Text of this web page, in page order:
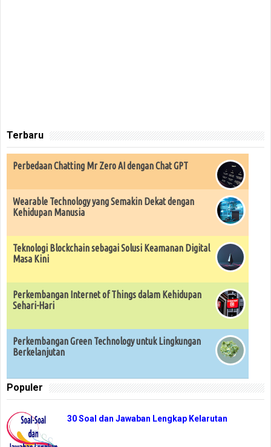
Terbaru
Perbedaan Chatting Mr Zero AI dengan Chat GPT
Wearable Technology yang Semakin Dekat dengan
Kehidupan Manusia
Teknologi Blockchain sebagai Solusi Keamanan Digital
Masa Kini
Perkembangan Internet of Things dalam Kehidupan
Sehari-Hari
Perkembangan Green Technology untuk Lingkungan
Berkelanjutan
Populer
30 Soal dan Jawaban Lengkap Kelarutan